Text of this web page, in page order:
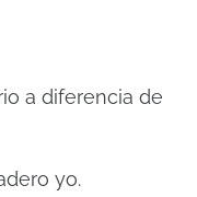
a diferencia de
yo.